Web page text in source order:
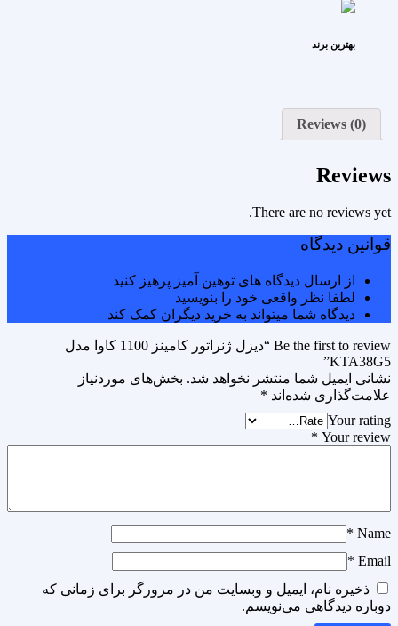
بهترین برند
Reviews (0)
Reviews
There are no reviews yet.
قوانین دیدگاه
از ارسال دیدگاه های توهین آمیز پرهیز کنید
لطفا نظر واقعی خود را بنویسید
دیدگاه شما میتواند به خرید دیگران کمک کند
Be the first to review “دیزل ژنراتور کامینز 1100 کاوا مدل
KTA38G5”
نشانی ایمیل شما منتشر نخواهد شد. بخش‌های موردنیاز
علامت‌گذاری شده‌اند *
Your rating
Your review
*
Name
*
Email
*
ذخیره نام، ایمیل و وبسایت من در مرورگر برای زمانی که
دوباره دیدگاهی می‌نویسم.